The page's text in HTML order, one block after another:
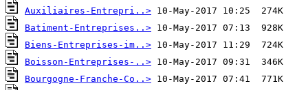
Auxiliaires-Entrepri..>
Batiment-Entreprises..>
Biens-Entreprises-im..>
Boisson-Entreprises-..>
Bourgogne-Franche-Co..>